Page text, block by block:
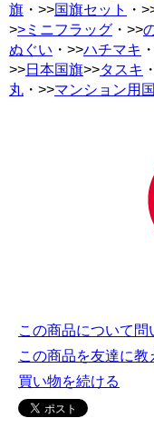
旗 ・>>国旗セット ・
>>ミニフラッグ ・>>
ぬぐい ・>>ハチマキ
>>日本国旗>>タスキ
丸 ・>>マンション用
この商品について問
この商品を友達に教
買い物を続ける